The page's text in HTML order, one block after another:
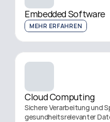
Embedded Software
MEHR ERFAHREN
Cloud Computing
Sichere Verarbeitung und
gesundheitsrelevanter